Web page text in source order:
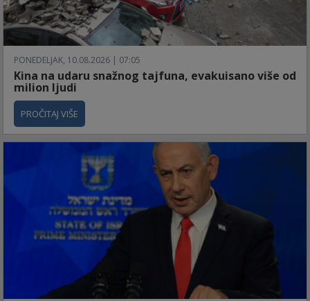
PONEDELJAK, 10.08.2026 | 07:05
Kina na udaru snažnog tajfuna, evakuisano više od
milion ljudi
PROČITAJ VIŠE